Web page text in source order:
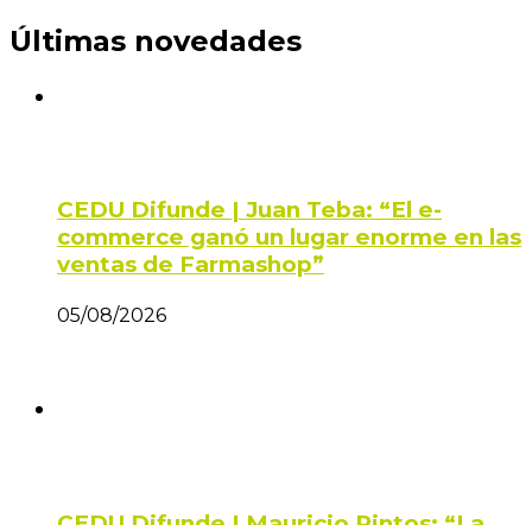
Últimas novedades
CEDU Difunde | Juan Teba: “El e-
commerce ganó un lugar enorme en las
ventas de Farmashop”
05/08/2026